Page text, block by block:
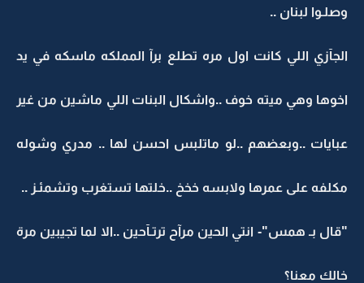
وصلـوا لبنان ..
الجآزي اللي كانت اول مره تطلع برآ المملكه ماسكه في يد
اخوها وهي ميته خوف ..واشكال البنات اللي ماشين من غير
عبايات ..وبعضهم ..لو ماتلبس احسن لها .. مدري وشوله
مكلفه على عمرها ولابسه خخخ ..خلتها تستغرب وتشمئـز ..
"قال بـ همس"- انتي الحين مرآح ترتـآحين ..الا لما تجيبين مرة
خالك معنا؟